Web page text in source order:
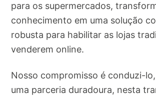
para os supermercados,
conhecimento em uma solução
robusta para habilitar as lojas
venderem online.
Nosso compromisso é conduzi-
uma parceria duradoura, nesta